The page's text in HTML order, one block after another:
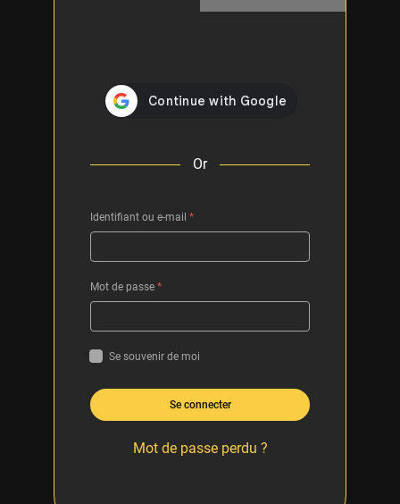
Or
Identifiant ou e-mail *
Mot de passe *
Se souvenir de moi
Se connecter
Mot de passe perdu ?